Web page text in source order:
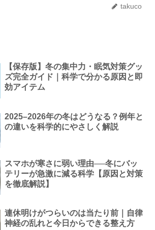
takuco
【保存版】冬の集中力・眠気対策グッ
ズ完全ガイド｜科学で分かる原因と即
効アイテム
2025–2026年の冬はどうなる？例年と
の違いを科学的にやさしく解説
スマホが寒さに弱い理由──冬にバッ
テリーが急激に減る科学【原因と対策
を徹底解説】
連休明けがつらいのは当たり前｜自律
神経の乱れと今日からできる整え方